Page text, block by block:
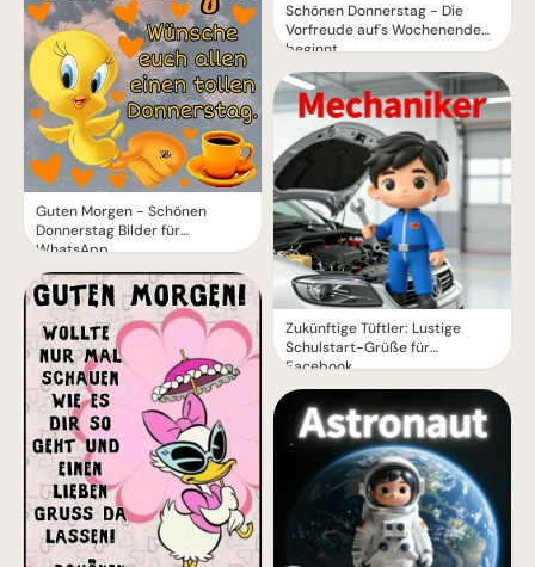
Guten Morgen - Schönen
Donnerstag Bilder für
WhatsApp
Schönen Donnerstag - Die
Vorfreude auf's Wochenende
beginnt
Zukünftige Tüftler: Lustige
Schulstart-Grüße für
Facebook